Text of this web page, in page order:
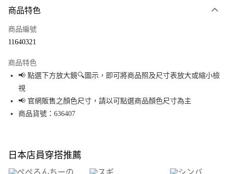
信用卡一次付款
Apple Pay
街口支付
悠遊付
全盈+PAY
大哥付你分期
商品特色
商品編號
11640321
商品特色
📢 點選下方放大鏡🔍圖示，即可將商品照及尺寸表放大或縮小檢
視
📢 官網販售之顏色尺寸，請以可點選商品顏色尺寸為主
商品貨號：636407
日本店員穿搭推薦